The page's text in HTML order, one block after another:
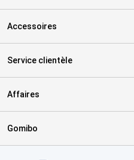
Accessoires
Service clientèle
Affaires
Gomibo